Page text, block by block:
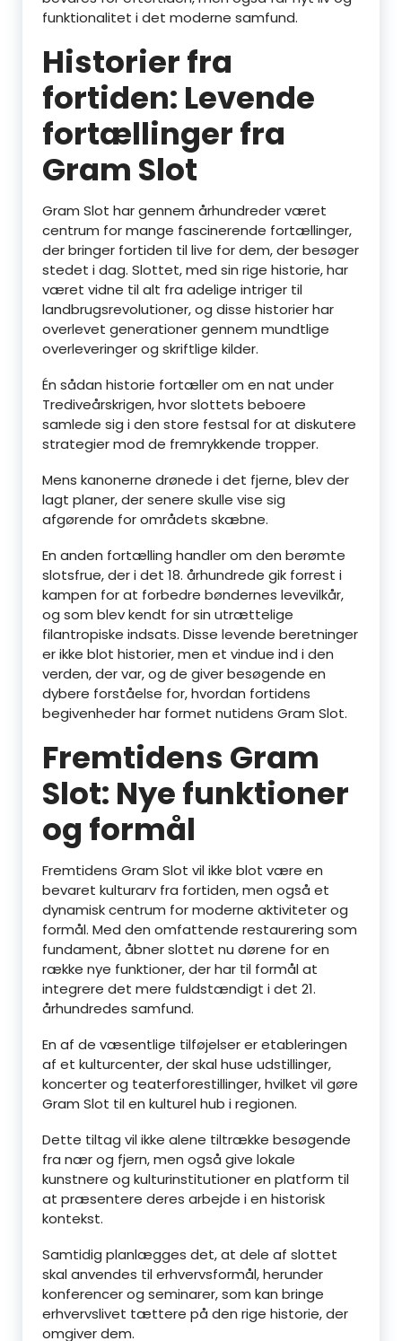
funktionalitet i det moderne samfund.
Historier fra
fortiden: Levende
fortællinger fra
Gram Slot
Gram Slot har gennem århundreder været
centrum for mange fascinerende fortællinger,
der bringer fortiden til live for dem, der besøger
stedet i dag. Slottet, med sin rige historie, har
været vidne til alt fra adelige intriger til
landbrugsrevolutioner, og disse historier har
overlevet generationer gennem mundtlige
overleveringer og skriftlige kilder.
Én sådan historie fortæller om en nat under
Trediveårskrigen, hvor slottets beboere
samlede sig i den store festsal for at diskutere
strategier mod de fremrykkende tropper.
Mens kanonerne drønede i det fjerne, blev der
lagt planer, der senere skulle vise sig
afgørende for områdets skæbne.
En anden fortælling handler om den berømte
slotsfrue, der i det 18. århundrede gik forrest i
kampen for at forbedre bøndernes levevilkår,
og som blev kendt for sin utrættelige
filantropiske indsats. Disse levende beretninger
er ikke blot historier, men et vindue ind i den
verden, der var, og de giver besøgende en
dybere forståelse for, hvordan fortidens
begivenheder har formet nutidens Gram Slot.
Fremtidens Gram
Slot: Nye funktioner
og formål
Fremtidens Gram Slot vil ikke blot være en
bevaret kulturarv fra fortiden, men også et
dynamisk centrum for moderne aktiviteter og
formål. Med den omfattende restaurering som
fundament, åbner slottet nu dørene for en
række nye funktioner, der har til formål at
integrere det mere fuldstændigt i det 21.
århundredes samfund.
En af de væsentlige tilføjelser er etableringen
af et kulturcenter, der skal huse udstillinger,
koncerter og teaterforestillinger, hvilket vil gøre
Gram Slot til en kulturel hub i regionen.
Dette tiltag vil ikke alene tiltrække besøgende
fra nær og fjern, men også give lokale
kunstnere og kulturinstitutioner en platform til
at præsentere deres arbejde i en historisk
kontekst.
Samtidig planlægges det, at dele af slottet
skal anvendes til erhvervsformål, herunder
konferencer og seminarer, som kan bringe
erhvervslivet tættere på den rige historie, der
omgiver dem.